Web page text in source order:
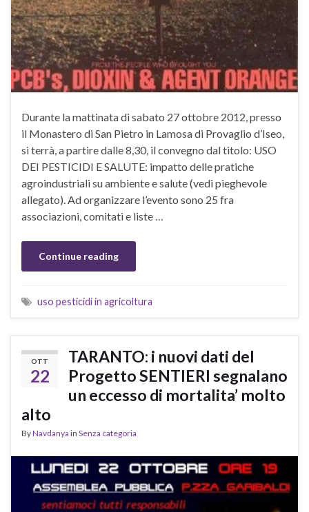
Durante la mattinata di sabato 27 ottobre 2012, presso
il Monastero di San Pietro in Lamosa di Provaglio d’Iseo,
si terrà, a partire dalle 8,30, il convegno dal titolo: USO
DEI PESTICIDI E SALUTE: impatto delle pratiche
agroindustriali su ambiente e salute (vedi pieghevole
allegato). Ad organizzare l’evento sono 25 fra
associazioni, comitati e liste …
Continue reading
uso pesticidi in agricoltura
OTT
22
TARANTO: i nuovi dati del
Progetto SENTIERI segnalano
un eccesso di mortalita’ molto
alto
ByNavdanya in Senza categoria